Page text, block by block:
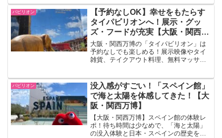
ントをわかりやすく解説しています。
パビリオン
【予約なしOK】幸せをもたらす
タイパビリオンへ！展示・グッ
ズ・フードが充実【大阪・関西万
博】
大阪・関西万博の「タイパビリオン」は
予約なしでも楽しめる！展示映像やタイ
雑貨、テイクアウト料理、無料マッサー
紹介します。
パビリオン
没入感がすごい！「スペイン館」
で海と太陽を体感してきた！【大
阪・関西万博】
【大阪・関西万博】スペイン館の体験レ
ポ！待ち時間は少なめで、「海と太陽」
の没入体験と日本・スペインの歴史を学